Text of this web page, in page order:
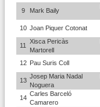
9 Mark Baily
10 Joan Piquer Cotonat
11
Xisca Pericàs
Martorell
12 Pau Suris Coll
13
Josep Maria Nadal
Noguera
14
Carles Barceló
Camarero